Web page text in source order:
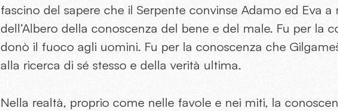
fascino del sapere che il Serpente convinse Adamo ed Eva
dell’Albero della conoscenza del bene e del male. Fu per la
donò il fuoco agli uomini. Fu per la conoscenza che
alla ricerca di sé stesso e della verità ultima.
Nella realtà, proprio come nelle favole e nei miti, la